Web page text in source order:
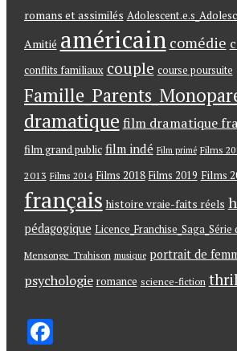
romans et assimilés
Amitié américain comédie
conflits familiaux couple course poursuite
dramatique film dramatique
film grand public film indé Film primé Films
2013 Films 2014 Films 2018 Films 2019 Films
français histoire vraie-faits réels
pédagogique
Mensonge_Trahison musique portrait de
psychologie romance science-fiction
F